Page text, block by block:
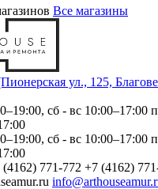
Все магазины
ул., 125,
+7 (4162)